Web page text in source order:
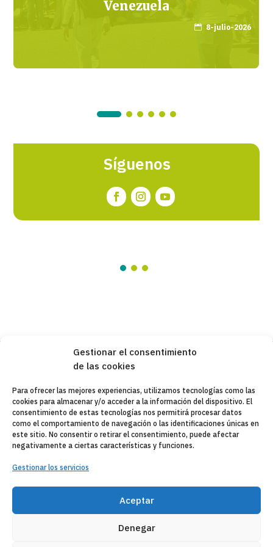
Gestionar el consentimiento
de las cookies
Para ofrecer las mejores experiencias, utilizamos tecnologías como las
cookies para almacenar y/o acceder a la información del dispositivo. El
consentimiento de estas tecnologías nos permitirá procesar datos
como el comportamiento de navegación o las identificaciones únicas en
este sitio. No consentir o retirar el consentimiento, puede afectar
negativamente a ciertas características y funciones.
Gestionar los servicios
Aceptar
Denegar
Venezuela
 8-julio-2026
Síguenos
Copyleft 2025Itaka-Escolapios
AVISO LEGAL
POLÍTICA DE PRIVACIDAD
ENTIDADES COLABORADORAS
CORREO WEB